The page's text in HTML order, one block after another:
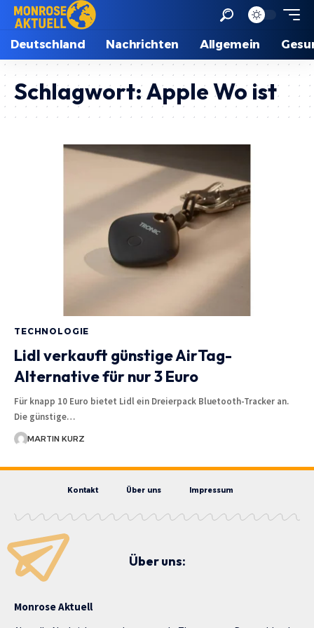
Deutschland Nachrichten Allgemein
Schlagwort:Apple Wo ist
TECHNOLOGIE
Lidl verkauft günstige AirTag-
Alternative für nur 3 Euro
Für knapp 10 Euro bietet Lidl ein Dreierpack Bluetooth-Tracker an.
Die günstige…
MARTIN KURZ
Kontakt Über uns Impressum
Über uns:
Monrose Aktuell